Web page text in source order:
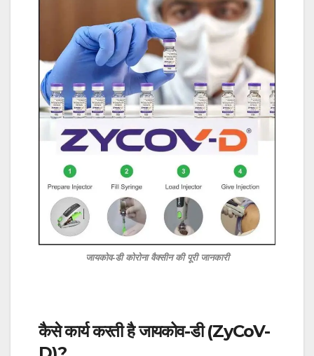
जायकोव-डी कोरोना वैक्सीन की पूरी जानकारी
कैसे कार्य करती है जायकोव-डी (ZyCoV-